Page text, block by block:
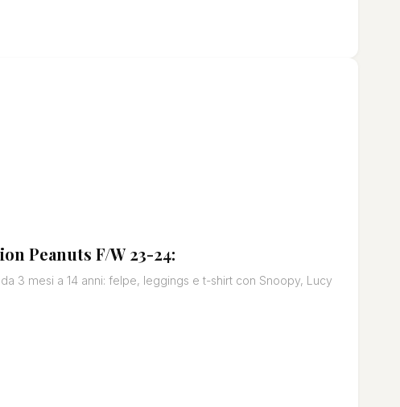
Peanuts F/W 23-24:
3 mesi a 14 anni: felpe, leggings e t-shirt con Snoopy, Lucy